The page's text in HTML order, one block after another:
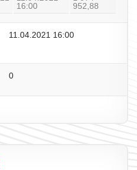
16:00
952,88
11.04.2021 16:00
0